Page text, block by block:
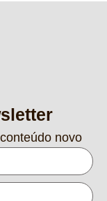
novo